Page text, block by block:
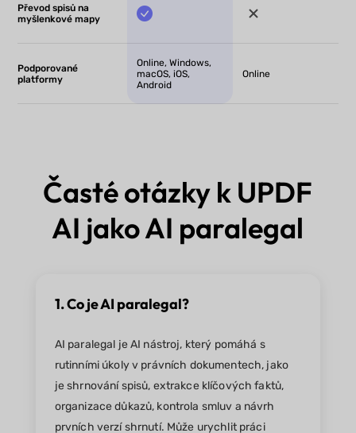
Převod spisů na
myšlenkové mapy
Podporované
platformy
Online, Windows,
macOS, iOS,
Android
Online
Časté otázky k UPDF
AI jako AI paralegal
1. Co je AI paralegal?
AI paralegal je AI nástroj, který pomáhá s
rutinními úkoly v právních dokumentech, jako
je shrnování spisů, extrakce klíčových faktů,
organizace důkazů, kontrola smluv a návrh
prvních verzí shrnutí. Může urychlit práci